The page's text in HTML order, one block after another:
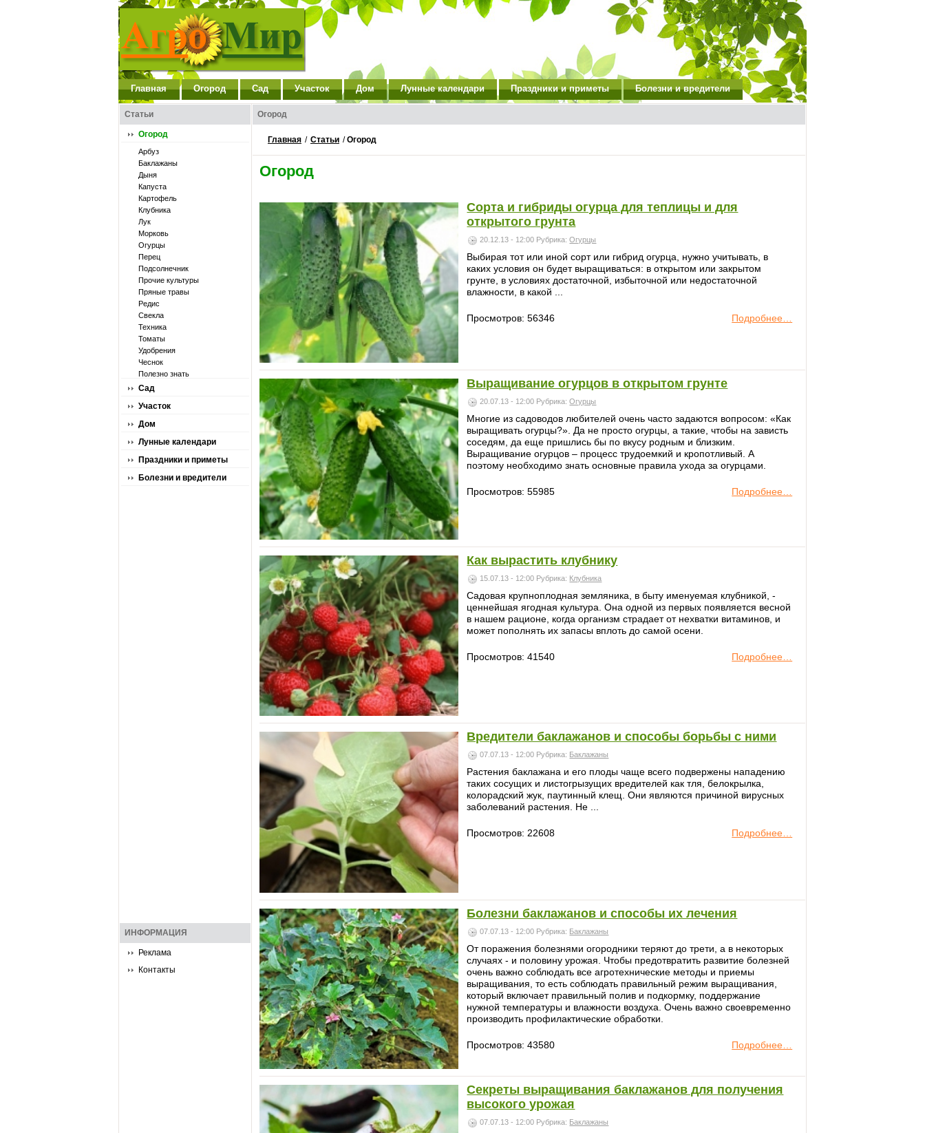
Главная Огород Сад Участок Дом Лунные календари Праздники и приметы Болезни и вредители
Статьи
Огород
Арбуз
Баклажаны
Дыня
Капуста
Картофель
Клубника
Лук
Морковь
Огурцы
Перец
Подсолнечник
Прочие культуры
Пряные травы
Редис
Свекла
Техника
Томаты
Удобрения
Чеснок
Полезно знать
Сад
Участок
Дом
Лунные календари
Праздники и приметы
Болезни и вредители
ИНФОРМАЦИЯ
Реклама
Контакты
Огород
Главная / Статьи /Огород
Огород
Сорта и гибриды огурца для теплицы и для
открытого грунта
20.12.13 - 12:00 Рубрика:Огурцы
Выбирая тот или иной сорт или гибрид огурца, нужно учитывать, в
каких условия он будет выращиваться: в открытом или закрытом
грунте, в условиях достаточной, избыточной или недостаточной
влажности, в какой ...
Подробнее…
Просмотров: 56346
Выращивание огурцов в открытом грунте
20.07.13 - 12:00 Рубрика:Огурцы
Многие из садоводов любителей очень часто задаются вопросом: «Как
выращивать огурцы?». Да не просто огурцы, а такие, чтобы на зависть
соседям, да еще пришлись бы по вкусу родным и близким.
Выращивание огурцов – процесс трудоемкий и кропотливый. А
поэтому необходимо знать основные правила ухода за огурцами.
Подробнее…
Просмотров: 55985
Как вырастить клубнику
15.07.13 - 12:00 Рубрика: Клубника
Садовая крупноплодная земляника, в быту именуемая клубникой, -
ценнейшая ягодная культура. Она одной из первых появляется весной
в нашем рационе, когда организм страдает от нехватки витаминов, и
может пополнять их запасы вплоть до самой осени.
Подробнее…
Просмотров: 41540
Вредители баклажанов и способы борьбы с ними
07.07.13 - 12:00 Рубрика: Баклажаны
Растения баклажана и его плоды чаще всего подвержены нападению
таких сосущих и листогрызущих вредителей как тля, белокрылка,
колорадский жук, паутинный клещ. Они являются причиной вирусных
заболеваний растения. Не ...
Подробнее…
Просмотров: 22608
Болезни баклажанов и способы их лечения
07.07.13 - 12:00 Рубрика: Баклажаны
От поражения болезнями огородники теряют до трети, а в некоторых
случаях - и половину урожая. Чтобы предотвратить развитие болезней
очень важно соблюдать все агротехнические методы и приемы
выращивания, то есть соблюдать правильный режим выращивания,
который включает правильный полив и подкормку, поддержание
нужной температуры и влажности воздуха. Очень важно своевременно
производить профилактические обработки.
Подробнее…
Просмотров: 43580
Секреты выращивания баклажанов для получения
высокого урожая
07.07.13 - 12:00 Рубрика: Баклажаны